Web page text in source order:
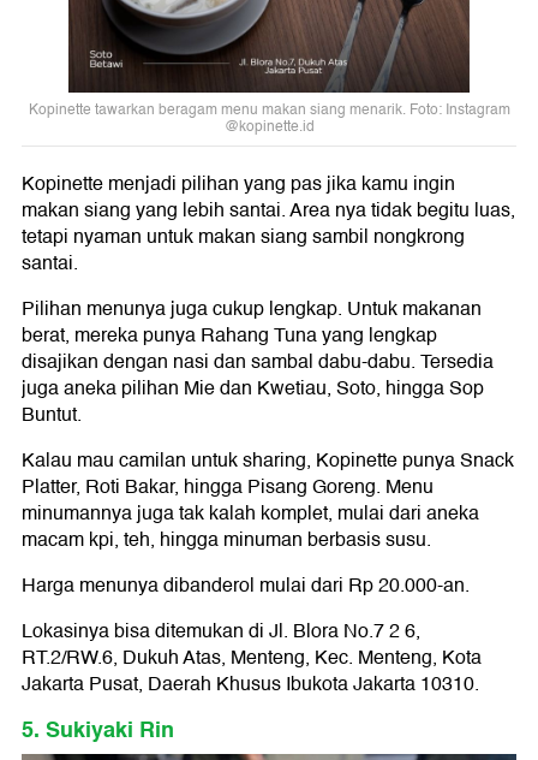
Kopinette tawarkan beragam menu makan siang menarik. Foto: Instagram
@kopinette.id
Kopinette menjadi pilihan yang pas jika kamu ingin
makan siang yang lebih santai. Area nya tidak begitu luas,
tetapi nyaman untuk makan siang sambil nongkrong
santai.
Pilihan menunya juga cukup lengkap. Untuk makanan
berat, mereka punya Rahang Tuna yang lengkap
disajikan dengan nasi dan sambal dabu-dabu. Tersedia
juga aneka pilihan Mie dan Kwetiau, Soto, hingga Sop
Buntut.
Kalau mau camilan untuk sharing, Kopinette punya Snack
Platter, Roti Bakar, hingga Pisang Goreng. Menu
minumannya juga tak kalah komplet, mulai dari aneka
macam kpi, teh, hingga minuman berbasis susu.
Harga menunya dibanderol mulai dari Rp 20.000-an.
Lokasinya bisa ditemukan di Jl. Blora No.7 2 6,
RT.2/RW.6, Dukuh Atas, Menteng, Kec. Menteng, Kota
Jakarta Pusat, Daerah Khusus Ibukota Jakarta 10310.
5. Sukiyaki Rin